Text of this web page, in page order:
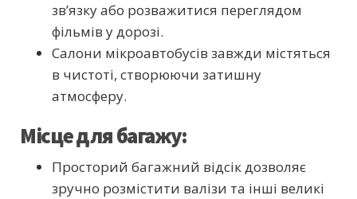
зв’язку або розважитися переглядом
фільмів у дорозі.
Салони мікроавтобусів завжди містяться
в чистоті, створюючи затишну
атмосферу.
Місце для багажу:
Просторий багажний відсік дозволяє
зручно розмістити валізи та інші великі